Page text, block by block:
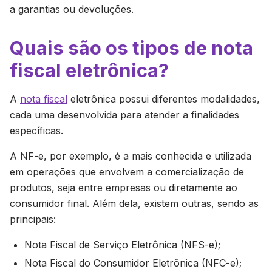
a garantias ou devoluções.
Quais são os tipos de nota
fiscal eletrônica?
A nota fiscal eletrônica possui diferentes modalidades,
cada uma desenvolvida para atender a finalidades
específicas.
A NF-e, por exemplo, é a mais conhecida e utilizada
em operações que envolvem a comercialização de
produtos, seja entre empresas ou diretamente ao
consumidor final. Além dela, existem outras, sendo as
principais:
Nota Fiscal de Serviço Eletrônica (NFS-e);
Nota Fiscal do Consumidor Eletrônica (NFC-e);